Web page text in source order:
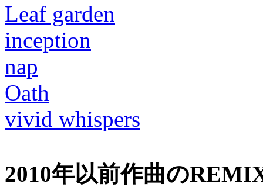
Leaf garden
inception
nap
Oath
vivid whispers
2010年以前作曲の